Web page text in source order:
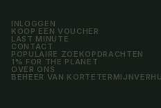
INLOGGEN
KOOP EEN VOUCHER
LAST MINUTE
CONTACT
POPULAIRE ZOEKOPDRACHTEN
1% FOR THE PLANET
OVER ONS
BEHEER VAN